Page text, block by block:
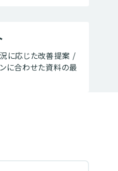
に応じた改善提案 /
に合わせた資料の最